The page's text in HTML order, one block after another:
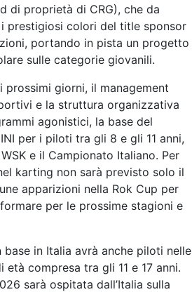
di proprietà di CRG), che da
prestigiosi colori del title sponsor
portando in pista un progetto
sulle categorie giovanili.
prossimi giorni, il management
e la struttura organizzativa
agonistici, la base del
per i piloti tra gli 8 e gli 11 anni,
e il Campionato Italiano. Per
karting non sarà previsto solo il
apparizioni nella Rok Cup per
per le prossime stagioni e
in Italia avrà anche piloti nelle
compresa tra gli 11 e 17 anni.
sarà ospitata dall’Italia sulla